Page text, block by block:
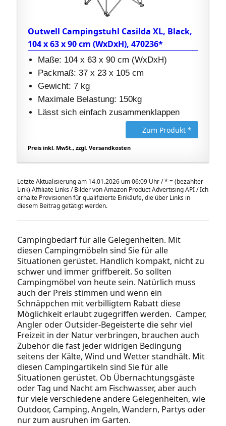
Outwell Campingstuhl Casilda XL, Black,
104 x 63 x 90 cm (WxDxH), 470236*
Maße: 104 x 63 x 90 cm (WxDxH)
Packmaß: 37 x 23 x 105 cm
Gewicht: 7 kg
Maximale Belastung: 150kg
Lässt sich einfach zusammenklappen
Zum Produkt *
Preis inkl. MwSt., zzgl. Versandkosten
Letzte Aktualisierung am 14.01.2026 um 06:09 Uhr /* = (bezahlter
Link) Affiliate Links / Bilder von Amazon Product Advertising API / Ich
erhalte Provisionen für qualifizierte Einkäufe, die über Links in
diesem Beitrag getätigt werden.
Campingbedarf für alle Gelegenheiten. Mit
diesen Campingmöbeln sind Sie für alle
Situationen gerüstet. Handlich kompakt, nicht zu
schwer und immer griffbereit. So sollten
Campingmöbel von heute sein. Natürlich muss
auch der Preis stimmen und wenn ein
Schnäppchen mit verbilligtem Rabatt diese
Möglichkeit erlaubt zugegriffen werden. Camper,
Angler oder Outsider-Begeisterte die sehr viel
Freizeit in der Natur verbringen, brauchen auch
Zubehör die fast jeder widrigen Bedingung
seitens der Kälte, Wind und Wetter standhält. Mit
diesen Campingartikeln sind Sie für alle
Situationen gerüstet. Ob Übernachtungsgäste
oder Tag und Nacht am Fischwasser, aber auch
für viele verschiedene andere Gelegenheiten, wie
Outdoor, Camping, Angeln, Wandern, Partys oder
nur zum ausruhen im Garten.